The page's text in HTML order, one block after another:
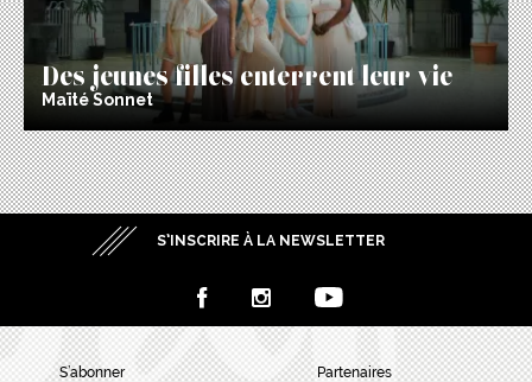
Des jeunes filles enterrent leur vie
Maïté Sonnet
S’INSCRIRE À LA NEWSLETTER
S’abonner Partenaires